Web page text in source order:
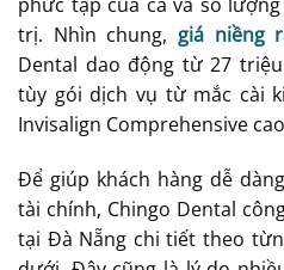
trị. Nhìn chung, giá niềng
Dental dao động từ 27
tùy gói dịch vụ từ mắc cài
Invisalign Comprehensive
Để giúp khách hàng dễ
tài chính, Chingo Dental
tại Đà Nẵng chi tiết theo